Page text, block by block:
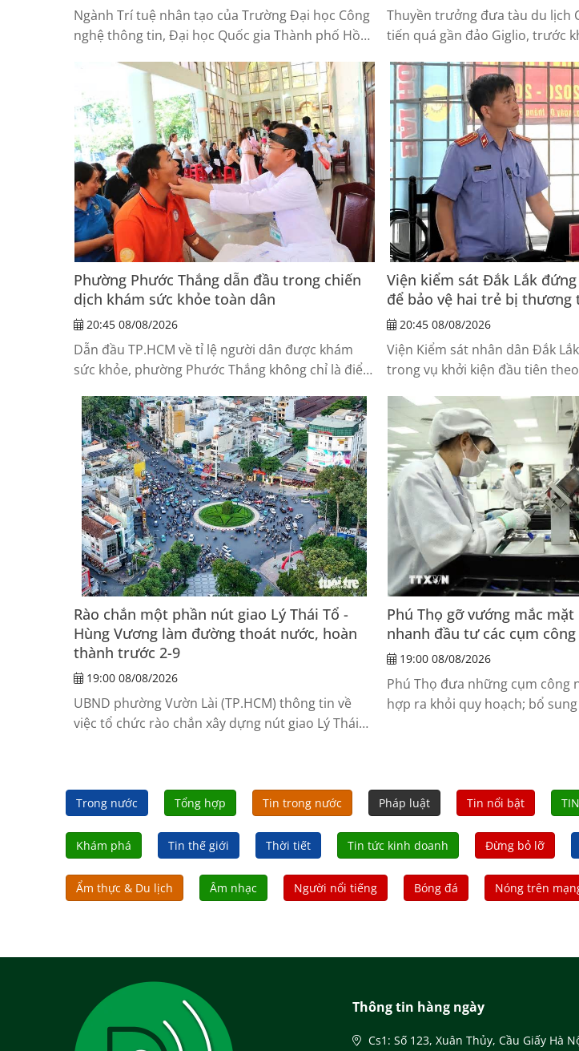
Ngành Trí tuệ nhân tạo của Trường Đại học Công
nghệ thông tin, Đại học Quốc gia Thành phố Hồ
100/100, tương đương 30 điểm khi quy đổi về
thang điểm 30.
Thuyền trưởng đưa tàu du lịch
tiến quá gần đảo Giglio, trước
nhiều hành khách vẫn chưa
Phường Phước Thắng dẫn đầu trong chiến
dịch khám sức khỏe toàn dân
20:45 08/08/2026
Dẫn đầu TP.HCM về tỉ lệ người dân được khám
sức khỏe, phường Phước Thắng không chỉ là điểm
khỏe toàn dân, mà còn trở thành mô hình để
nhiều địa phương tham khảo.
Viện kiểm sát Đắk Lắk
để bảo vệ hai trẻ bị thương
20:45 08/08/2026
Viện Kiểm sát nhân dân Đắk
trong vụ khởi kiện đầu tiên
người gây thương tích bồi
đồng cho hai trẻ bị hại, mở
người yếu thế khi không thể tự
Rào chắn một phần nút giao Lý Thái Tổ -
Hùng Vương làm đường thoát nước, hoàn
thành trước 2-9
19:00 08/08/2026
UBND phường Vườn Lài (TP.HCM) thông tin về
việc tổ chức rào chắn xây dựng nút giao Lý Thái
Phú Thọ gỡ vướng mắc mặt
nhanh đầu tư các cụm
19:00 08/08/2026
Phú Thọ đưa những cụm công
hợp ra khỏi quy hoạch; bổ
Trong nước Tổng hợp Tin trong nước Pháp luật Tin nổi bật
Khám phá Tin thế giới Thời tiết Tin tức kinh doanh Đừng bỏ lỡ
Ẩm thực & Du lịch Âm nhạc Người nổi tiếng Bóng đá Nóng trên
Thông tin hàng ngày
Cs1: Số 123, Xuân Thủy, Cầu Giấy Hà